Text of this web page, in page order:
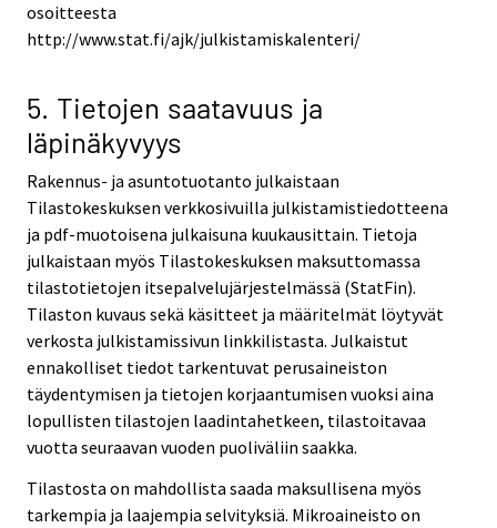
osoitteesta
http://www.stat.fi/ajk/julkistamiskalenteri/
5. Tietojen saatavuus ja
läpinäkyvyys
Rakennus- ja asuntotuotanto julkaistaan
Tilastokeskuksen verkkosivuilla julkistamistiedotteena
ja pdf-muotoisena julkaisuna kuukausittain. Tietoja
julkaistaan myös Tilastokeskuksen maksuttomassa
tilastotietojen itsepalvelujärjestelmässä (StatFin).
Tilaston kuvaus sekä käsitteet ja määritelmät löytyvät
verkosta julkistamissivun linkkilistasta. Julkaistut
ennakolliset tiedot tarkentuvat perusaineiston
täydentymisen ja tietojen korjaantumisen vuoksi aina
lopullisten tilastojen laadintahetkeen, tilastoitavaa
vuotta seuraavan vuoden puoliväliin saakka.
Tilastosta on mahdollista saada maksullisena myös
tarkempia ja laajempia selvityksiä. Mikroaineisto on